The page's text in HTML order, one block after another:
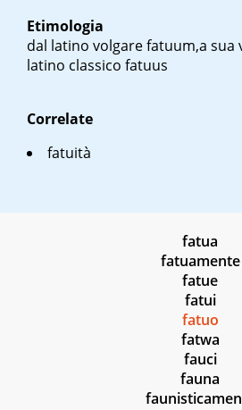
Etimologia
dal latino volgarefatuum,a sua
latino classico fatuus
Correlate
fatuità
fatua
fatuamente
fatue
fatui
fatuo
fatwa
fauci
fauna